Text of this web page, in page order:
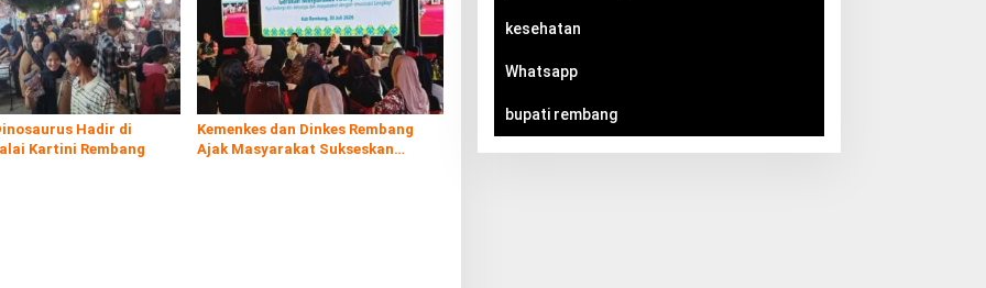
Hadir di
Kartini Rembang
Kemenkes dan Dinkes Rembang
Ajak Masyarakat Sukseskan
kesehatan
Whatsapp
bupati rembang